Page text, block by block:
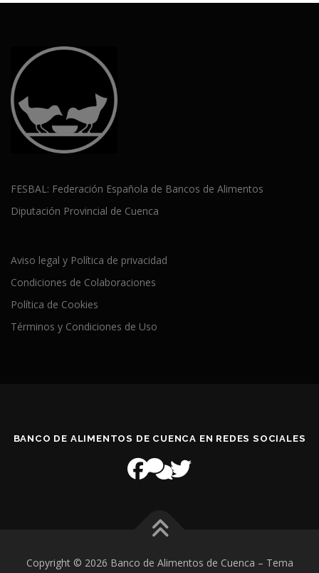
FESBAL: Federación Española de Bancos de Alimentos
Diputación Provincial de Cuenca
Aviso legal y Política de privacidad
Condiciones de Colaboraciones
Política de Cookies
Términos y Condiciones de Uso
BANCO DE ALIMENTOS DE CUENCA EN REDES SOCIALES
Copyright © 2026 Banco de Alimentos de Cuenca – Tema